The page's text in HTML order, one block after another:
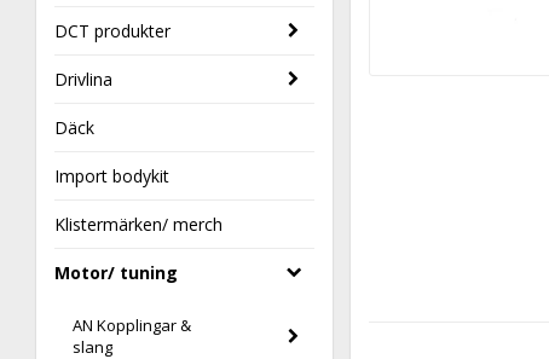
DCT produkter
Drivlina
Däck
Import bodykit
Klistermärken/ merch
Motor/ tuning
AN Kopplingar &
slang